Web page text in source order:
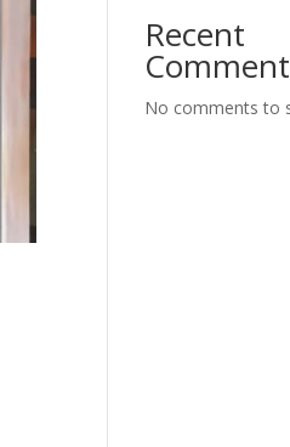
Recent
No comments to